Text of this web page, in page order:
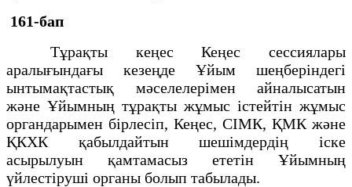
161-бап
Тұрақты кеңес Кеңес сессиялары
аралығындағы кезеңде Ұйым шеңберіндегі
ынтымақтастық мәселелерімен айналысатын
және Ұйымның тұрақты жұмыс істейтін жұмыс
органдарымен бірлесіп, Кеңес, СІМК, ҚМК және
ҚКХК қабылдайтын шешімдердің іске
асырылуын қамтамасыз ететін Ұйымның
үйлестіруші органы болып табылады.